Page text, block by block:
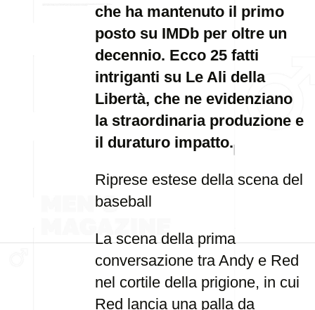
che ha mantenuto il primo
posto su IMDb per oltre un
decennio. Ecco 25 fatti
intriganti su Le Ali della
Libertà, che ne evidenziano
la straordinaria produzione e
il duraturo impatto.
Riprese estese della scena del
baseball
La scena della prima
conversazione tra Andy e Red
nel cortile della prigione, in cui
Red lancia una palla da